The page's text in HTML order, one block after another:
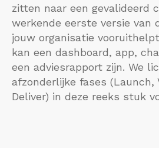
zitten naar een gevalideerd
werkende eerste versie van
jouw organisatie
kan een dashboard, app,
een adviesrapport zijn. We
afzonderlijke fases (Launch,
Deliver) in deze reeks stuk